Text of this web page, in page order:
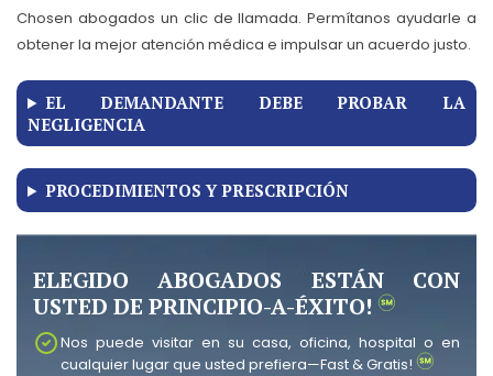
Chosen abogados un clic de llamada. Permítanos ayudarle a
obtener la mejor atención médica e impulsar un acuerdo justo.
EL DEMANDANTE DEBE PROBAR LA
NEGLIGENCIA
PROCEDIMIENTOS Y PRESCRIPCIÓN
ELEGIDO ABOGADOS ESTÁN CON
USTED DE PRINCIPIO-A-ÉXITO!
Nos puede visitar en su casa, oficina, hospital o en
cualquier lugar que usted prefiera—Fast & Gratis!